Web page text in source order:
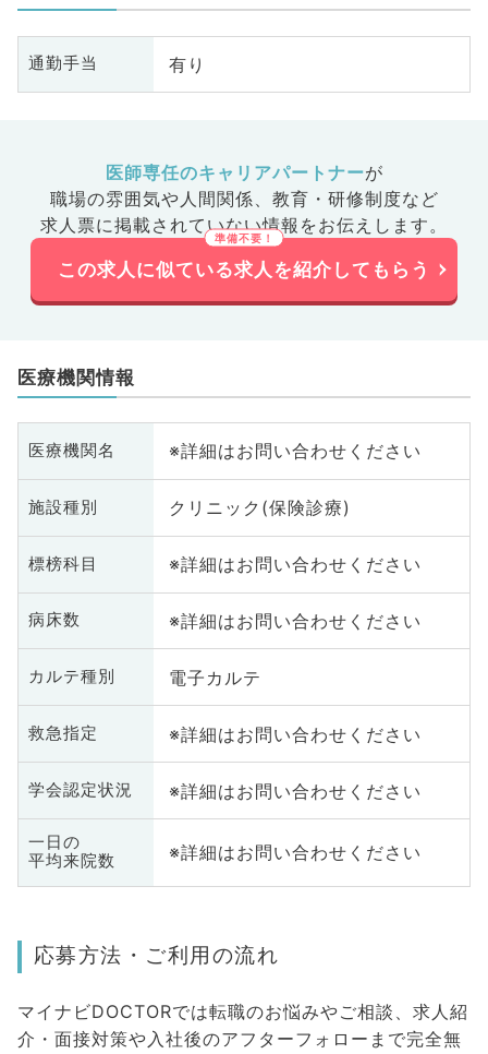
腸・肛
科目不
科、スポーツ整形外科、大腸・肛
門外科、脊髄・脊椎外科、科目不
門
通勤手当 有り
医師専任のキャリアパートナーが
職場の雰囲気や人間関係、 教育・研修制度など
求人票に掲載されていない情報をお伝えします。
この求人に似ている求人を紹介してもらう
医療機関情報
医療機関名 ※詳細はお問い合わせください
施設種別 クリニック(保険診療)
標榜科目 ※詳細はお問い合わせください
病床数 ※詳細はお問い合わせください
カルテ種別 電子カルテ
救急指定 ※詳細はお問い合わせください
学会認定状況 ※詳細はお問い合わせください
一日の
平均来院数
※詳細はお問い合わせください
応募方法・ご利用の流れ
マイナビDOCTORでは転職のお悩みやご相談、求人紹
介・面接対策や入社後のアフターフォローまで完全無